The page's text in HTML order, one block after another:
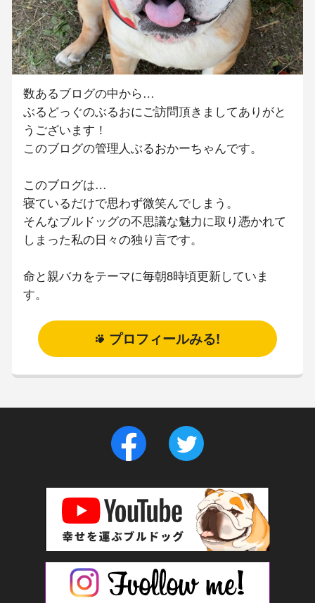
数あるブログの中から…
ぶるどっぐのぶるおにご訪問頂きましてありがと
うございます！
このブログの管理人ぶるおかーちゃんです。
このブログは…
寝ているだけで思わず微笑んでしまう。
そんなブルドッグの不思議な魅力に取り憑かれて
しまった私の日々の独り言です。
命と親バカをテーマに毎朝8時頃更新していま
す。
プロフィールみる!